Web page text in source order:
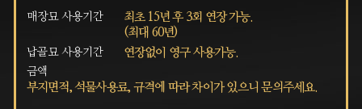
매장묘 사용기간
최초 15년 후 3회 연장 가능.
(최대 60년)
납골묘 사용기간 연장없이 영구 사용가능.
금액
부지면적, 석물사용료, 규격에 따라 차이가 있으니 문의주세요.